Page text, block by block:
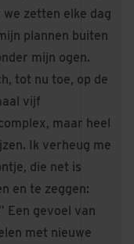
zetten elke dag
plannen buiten
mijn ogen.
tot nu toe, op de
vijf
maar heel
Ik verheug me
die net is
en te zeggen:
Een gevoel van
met nieuwe